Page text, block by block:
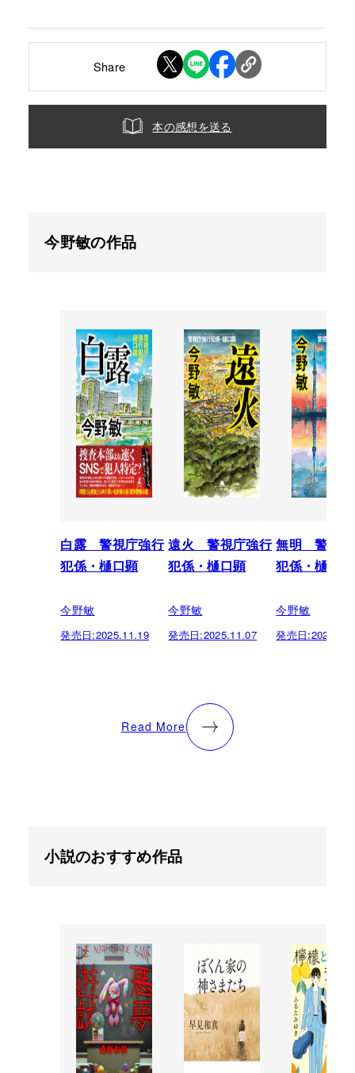
Share
本の感想を送る
今野敏の作品
白露 警視庁強行
犯係・樋口顕
今野敏
発売日:2025.11.19
遠火 警視庁強行
犯係・樋口顕
今野敏
発売日:2025.11.07
無明 警視庁
犯係・樋口顕
今野敏
発売日:
Read More
小説のおすすめ作品